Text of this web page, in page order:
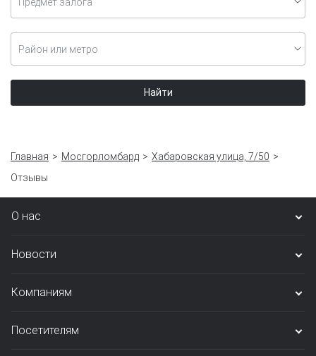
Район или метро
Найти
Главная Мосгорломбард
Хабаровская улица, 7/50
Отзывы
О нас
Новости
Компаниям
Посетителям